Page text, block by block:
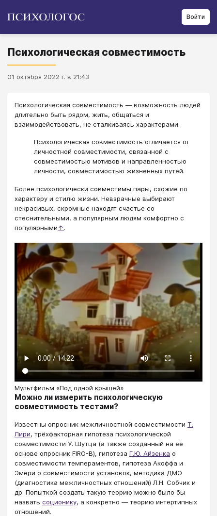
Войти
Психологическая совместимость
01 октября 2022 г. в 21:43
Психологическая совместимость — возможность людей
длительно быть рядом, жить, общаться и
взаимодействовать, не сталкиваясь характерами.
Психологическая совместимость отличается от
личностной совместимости, связанной с
совместимостью мотивов и направленностью
личности, совместимостью жизненных путей.
Более психологически совместимы пары, схожие по
характеру и стилю жизни. Невзрачные выбирают
некрасивых, скромные находят счастье со
стеснительными, а популярным людям комфортно с
популярными↑.
Мультфильм «Под одной крышей»
Можно ли измерить психологическую
совместимость тестами?
Известны опросник межличностной совместимости Т.
Лири, трёхфакторная гипотеза психологической
совместимости У. Шутца (а также созданный на её
основе опросник FIRO-B), гипотеза Г.Ю. Айзенка о
совместимости темпераментов, гипотеза Акоффа и
Эмери о совместимости установок, методика ДМО
(диагностика межличностных отношений) Л.Н. Собчик и
др. Попыткой создать такую теорию можно было бы
назвать соционику, а конкретно — теорию интертипных
отношений.